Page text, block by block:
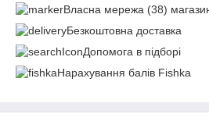
Власна мережа (38)
Безкоштовна доставка
Допомога в підборі
Нарахування балів Fishka